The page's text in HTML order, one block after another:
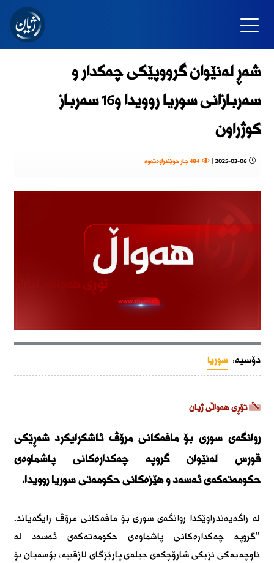
شەڕ لەنێوان گرووپێکی چەکدار و
سەربازانی سوریا روویدا و16 سەرباز
کوژراون
2025-03-06
| 484 جار خوێندراوەتەوە
دۆسیە:سوریا
تۆڕی هەواڵی ژیان
روانگەی سوری بۆ مافەکانی مرۆڤ ئاشکرایکرد شەڕێكی
قورس لەنێوان گروپە چەکدارەکانى پاشماوەى
حکومەتەکەى ئەسەد و هێزەکانی حکومەتی سوریا روویدا.
لە راگەیەندراوێکدا روانگەی سوری بۆ مافەکانی مرۆڤ رایگەیاند،
"گروپە چەکدارەکانى پاشماوەى حکومەتەکەى ئەسەد لە
ناوچەیەکی نزیکی شارۆچکەی جبلەی پارێزگای لازقییە، بۆسەیان بۆ